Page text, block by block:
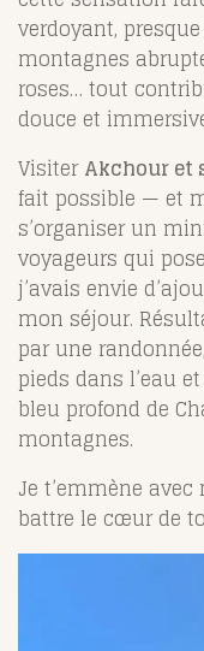
verdoyant,
montagnes
roses… tout
douce et
VisiterAkchour et
fait possible — et
s’organiser un
voyageurs qui
j’avais envie
mon séjour.
par une
pieds dans l’eau
bleu profond de
montagnes.
Je t’emmène
battre le cœur de